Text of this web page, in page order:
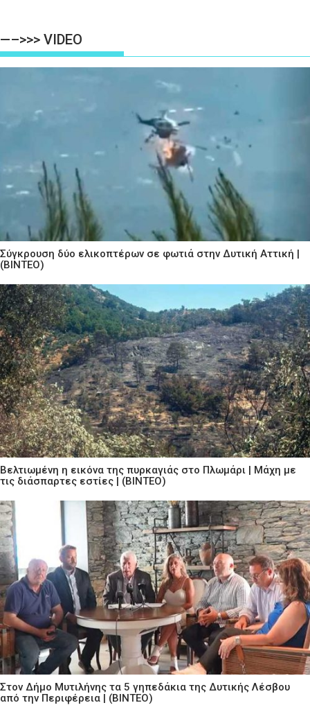
—–>>> VIDEO
Σύγκρουση δύο ελικοπτέρων σε φωτιά στην Δυτική Αττική |
(ΒΙΝΤΕΟ)
Βελτιωμένη η εικόνα της πυρκαγιάς στο Πλωμάρι | Μάχη με
τις διάσπαρτες εστίες | (ΒΙΝΤΕΟ)
Στον Δήμο Μυτιλήνης τα 5 γηπεδάκια της Δυτικής Λέσβου
από την Περιφέρεια | (ΒΙΝΤΕΟ)